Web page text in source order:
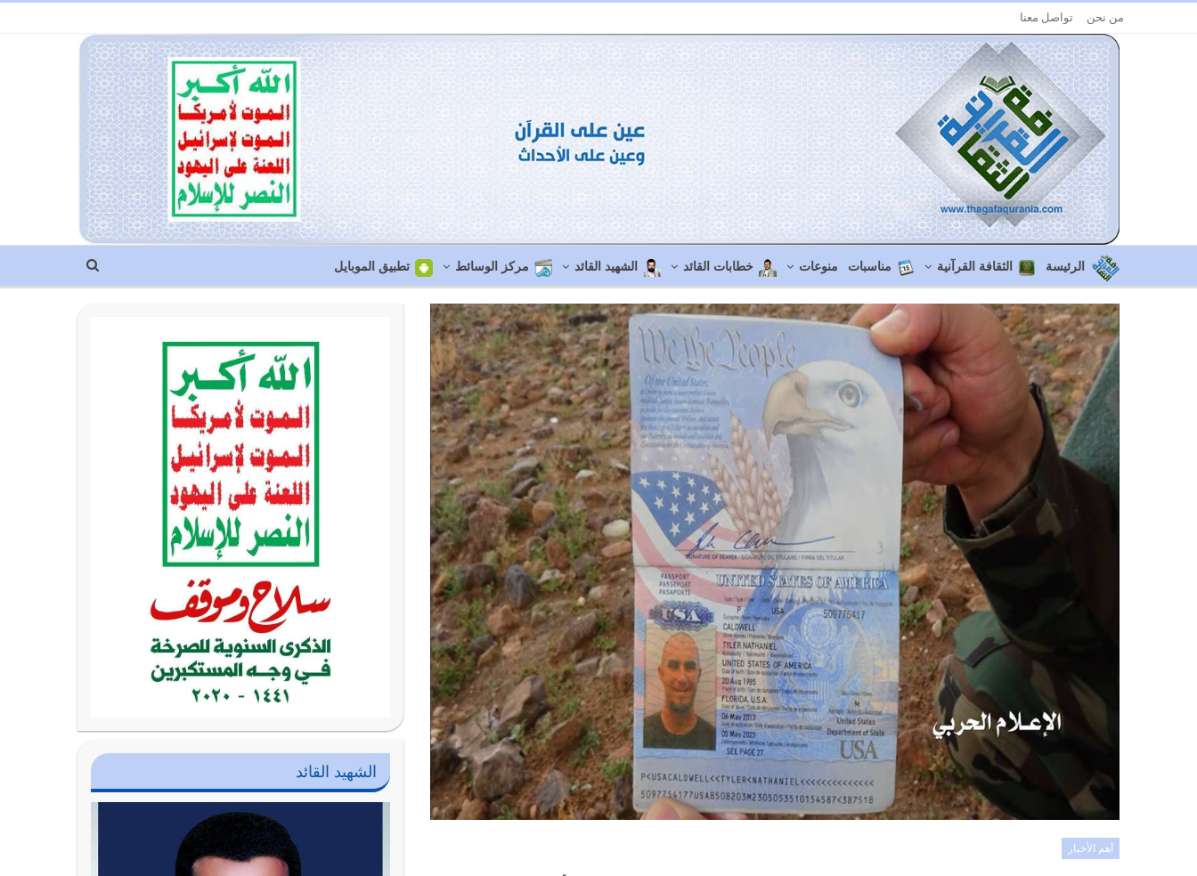
من نحن تواصل معنا
الرئيسة الثقافة القرآنية مناسبات منوعات خطابات القائد الشهيد القائد مركز الوسائط تطبيق الموبايل
أهم الأخبار
الشهيد القائد